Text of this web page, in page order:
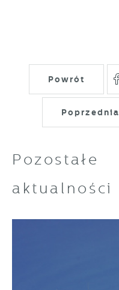
Powrót
Poprzednia
Pozostałe
aktualności